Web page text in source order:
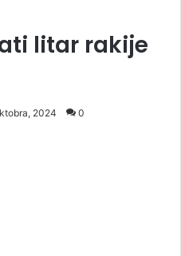
litar rakije
2024 0